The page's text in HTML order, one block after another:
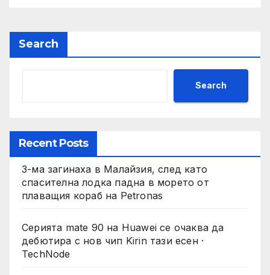
Search
Search
Recent Posts
3-ма загинаха в Малайзия, след като
спасителна лодка падна в морето от
плаващия кораб на Petronas
Серията mate 90 на Huawei се очаква да
дебютира с нов чип Kirin тази есен ·
TechNode